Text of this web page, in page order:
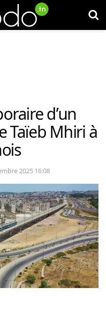
d’un
Taïeb Mhiri à
2025 16:08